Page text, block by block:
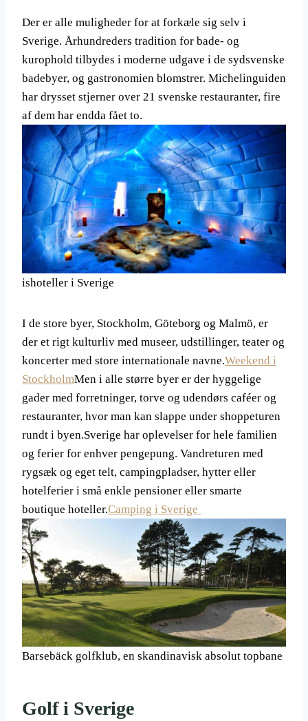
Der er alle muligheder for at forkæle sig selv i
Sverige. Århundreders tradition for bade- og
kurophold tilbydes i moderne udgave i de sydsvenske
badebyer, og gastronomien blomstrer. Michelinguiden
har drysset stjerner over 21 svenske restauranter, fire
af dem har endda fået to.
ishoteller i Sverige
I de store byer, Stockholm, Göteborg og Malmö, er
der et rigt kulturliv med museer, udstillinger, teater og
koncerter med store internationale navne.Weekend i
StockholmMen i alle større byer er der hyggelige
gader med forretninger, torve og udendørs caféer og
restauranter, hvor man kan slappe under shoppeturen
rundt i byen.Sverige har oplevelser for hele familien
og ferier for enhver pengepung. Vandreturen med
rygsæk og eget telt, campingpladser, hytter eller
hotelferier i små enkle pensioner eller smarte
boutique hoteller.Camping i Sverige
Barsebäck golfklub, en skandinavisk absolut topbane
Golf i Sverige